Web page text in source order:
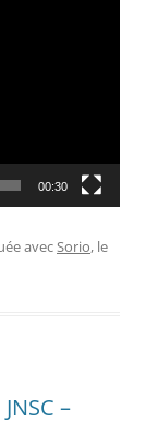
00:30
avecSorio, le
–